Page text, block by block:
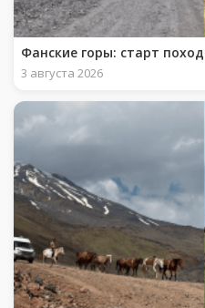
Фанские горы: старт
3 августа 2026